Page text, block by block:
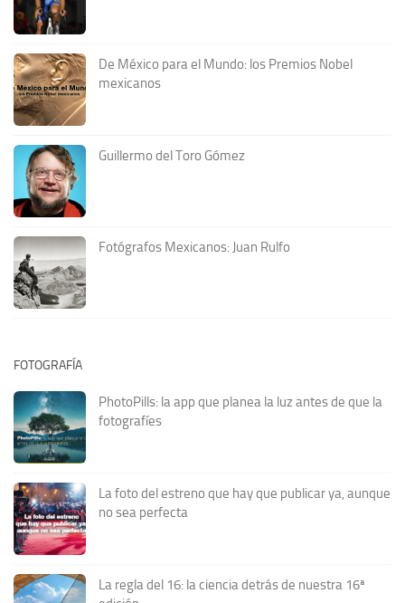
De México para el Mundo: los Premios Nobel
mexicanos
Guillermo del Toro Gómez
Fotógrafos Mexicanos: Juan Rulfo
FOTOGRAFÍA
PhotoPills: la app que planea la luz antes de que la
fotografíes
La foto del estreno que hay que publicar ya, aunque
no sea perfecta
La regla del 16: la ciencia detrás de nuestra 16ª